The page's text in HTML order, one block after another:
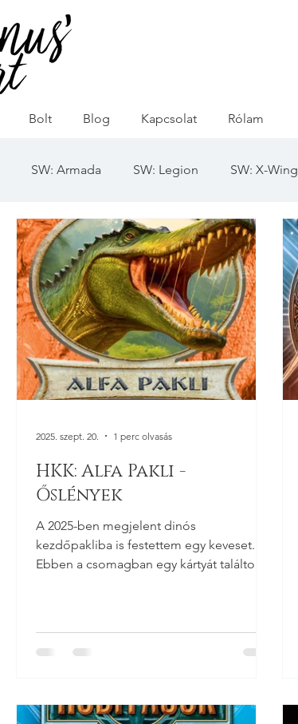
Bolt Blog Kapcsolat Rólam
SW: Armada SW: Legion SW: X-Wing
HKK: Alfa Pakli -
Őslények
A 2025-ben megjelent dinós
kezdőpakliba is festettem egy keveset.
Ebben a csomagban egy kártyát találtok
2025. szept. 20. 1 perc olvasás